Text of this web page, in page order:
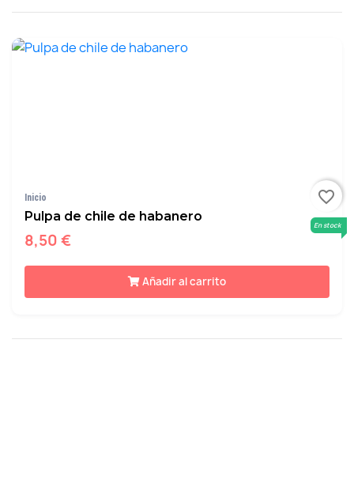
Inicio
Pulpa de chile de habanero
8,50 €
En stock
Añadir al carrito
favorite_border